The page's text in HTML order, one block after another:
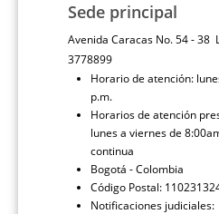
Sede principal
Avenida Caracas No. 54 - 38
3778899
Horario de atención:
p.m.
Horarios de atención
lunes a viernes de
continua
Bogotá - Colombia
Código Postal:
Notificaciones judiciales: